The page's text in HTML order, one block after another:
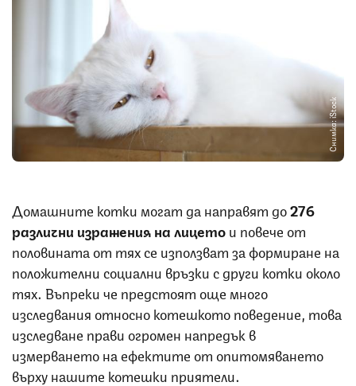
Снимка: iStock
Домашните котки могат да направят до276
различни изражения на лицетои повече от
половината от тях се използват за формиране на
положителни социални връзки с други котки около
тях. Въпреки че предстоят още много
изследвания относно котешкото поведение, това
изследване прави огромен напредък в
измерването на ефектите от опитомяването
върху нашите котешки приятели.